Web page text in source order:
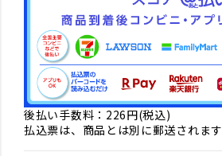
後払い手数料：226円(税込)
払込票は、商品とは別に郵送されます